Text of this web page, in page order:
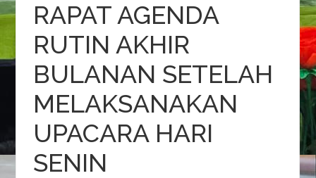
RAPAT AGENDA
RUTIN AKHIR
BULANAN SETELAH
MELAKSANAKAN
UPACARA HARI
SENIN